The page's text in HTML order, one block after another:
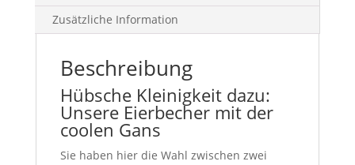
Zusätzliche Information
Beschreibung
Hübsche Kleinigkeit dazu:
Unsere Eierbecher mit der
coolen Gans
Sie haben hier die Wahl zwischen zwei